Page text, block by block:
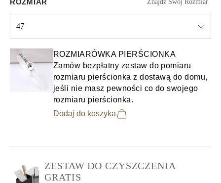
ROZMIAR Znajdź Swój Rozmiar
47
ROZMIARÓWKA PIERŚCIONKA
Zamów bezpłatny zestaw do pomiaru
rozmiaru pierścionka z dostawą do domu,
jeśli nie masz pewności co do swojego
rozmiaru pierścionka.
Dodaj do koszyka
ZESTAW DO CZYSZCZENIA
GRATIS